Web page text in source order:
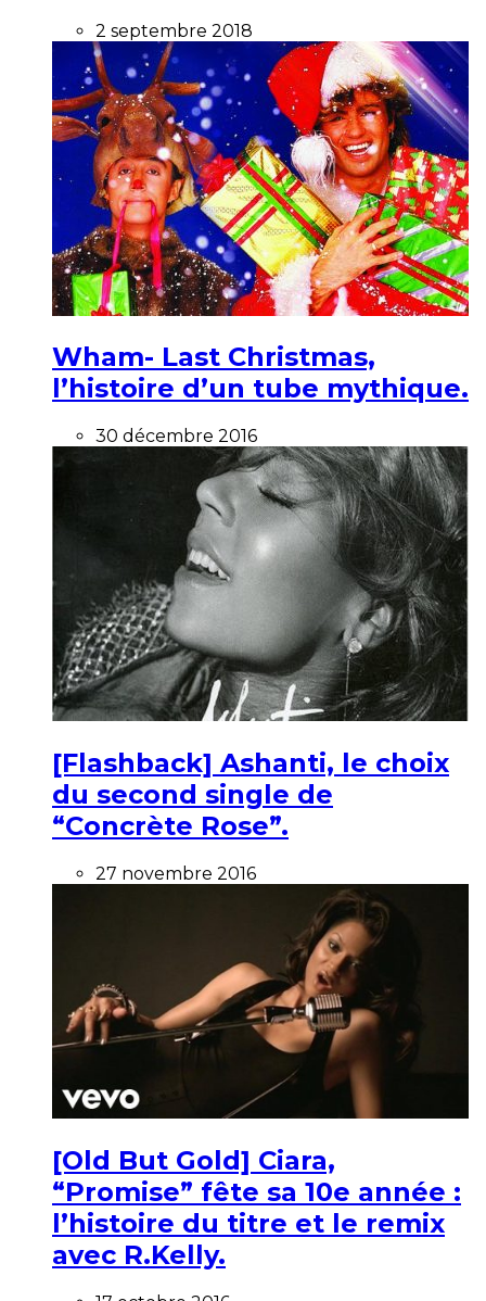
2 septembre 2018
Wham- Last Christmas,
l’histoire d’un tube mythique.
30 décembre 2016
[Flashback] Ashanti, le choix
du second single de
“Concrète Rose”.
27 novembre 2016
[Old But Gold] Ciara,
“Promise” fête sa 10e année :
l’histoire du titre et le remix
avec R.Kelly.